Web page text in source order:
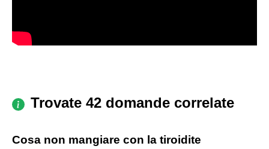
Trovate 42 domande correlate
Cosa non mangiare con la tiroidite